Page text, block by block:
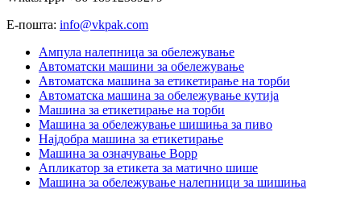
Е-пошта: info@vkpak.com
Ампула налепница за обележување
Автоматски машини за обележување
Автоматска машина за етикетирање на торби
Автоматска машина за обележување кутија
Машина за етикетирање на торби
Машина за обележување шишиња за пиво
Најдобра машина за етикетирање
Машина за означување Bopp
Апликатор за етикета за матично шише
Машина за обележување налепници за шишиња